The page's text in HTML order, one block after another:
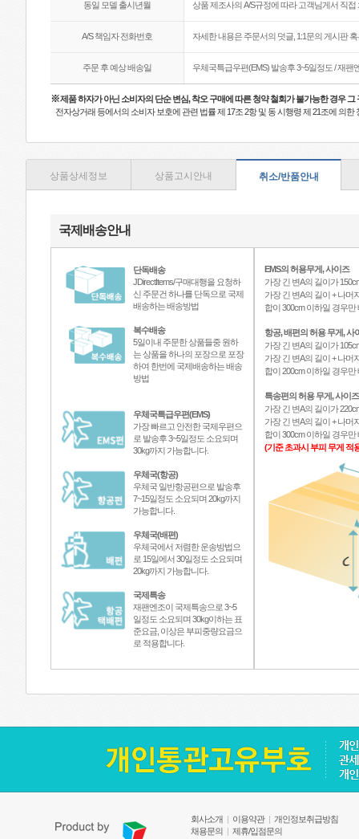
동일 모델 출시년월 상품 제조사의 A/S규정에 따라 고객님게서 직접
A/S 책임자 전화번호 자세한 내용은 주문서의 덧글, 1:1문의 게시판
주문 후 예상 배송일 우체국특급우편(EMS) 발송후 3~5일정도 / 재
※제품 하자가 아닌 소비자의 단순 변심, 착오 구매에 따른 청약 철회가 불가능한 경우 그
전자상거래 등에서의 소비자 보호에 관련 법률 제 17조 2항 및 동 시행령 제 21조에 의
상품상세정보 상품고시안내 취소/반품안내
국제배송안내
단독배송
JDirectItems/구매대행을 요청하
신 주문건 하나를 단독으로 국제
배송하는 배송방법
복수배송
5일이내 주문한 상품들중 원하
는 상품을 하나의 포장으로 포장
하여 한번에 국제배송하는 배송
방법
우체국특급우편(EMS)
가장 빠르고 안전한 국제우편으
로 발송후 3~5일정도 소요되며
30kg까지 가능합니다.
우체국(항공)
우체국 일반항공편으로 발송후
7~15일정도 소요되며 20kg까지
가능합니다.
우체국(배편)
우체국에서 저렴한 운송방법으
로 15일에서 30일정도 소요되며
20kg까지 가능합니다.
국제특송
재팬엔조이 국제특송으로 3~5
일정도 소요되며 30kg이하는 표
준요금, 이상은 부피중량요금으
로 적용합니다.
EMS의 허용무게, 사이즈
가장 긴 변A의 길이가
가장 긴 변A의 길이 + 나머
합이 300cm 이하일 경우만
항공, 배편의 허용 무게, 사
가장 긴 변A의 길이가
가장 긴 변A의 길이 + 나머
합이 200cm 이하일 경우만
특송편의 허용 무게, 사이즈
가장 긴 변A의 길이가
가장 긴 변A의 길이 + 나머
합이 300cm 이하일 경우만
(기준 초과시 부피 무게 적
회사소개 | 이용약관 | 개인정보취급방침
채용문의 | 제휴/입점문의